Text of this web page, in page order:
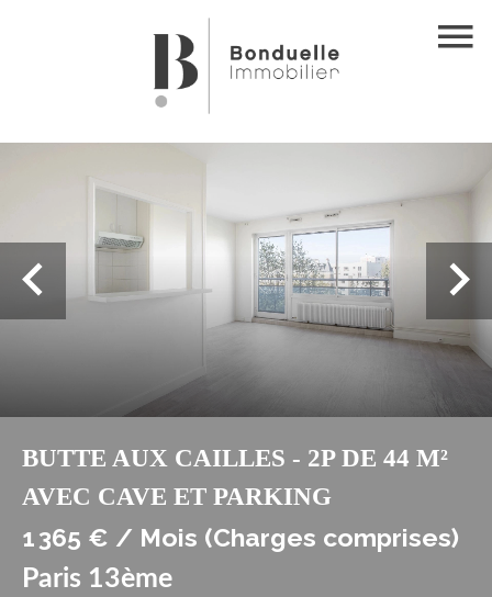
BUTTE AUX CAILLES - 2P DE 44 M²
AVEC CAVE ET PARKING
1 365 € / Mois (Charges comprises)
Paris 13ème